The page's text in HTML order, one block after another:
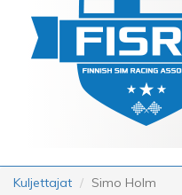
Kuljettajat Simo Holm